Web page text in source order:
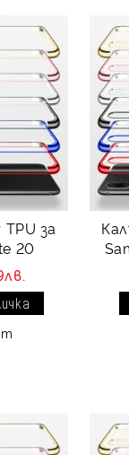
за
20